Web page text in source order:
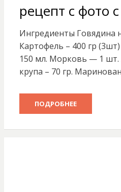
рецепт с фото
Ингредиенты Говядина
Картофель – 400 гр
150 мл. Морковь — 1 шт.
крупа – 70 гр.
ПОДРОБНЕЕ